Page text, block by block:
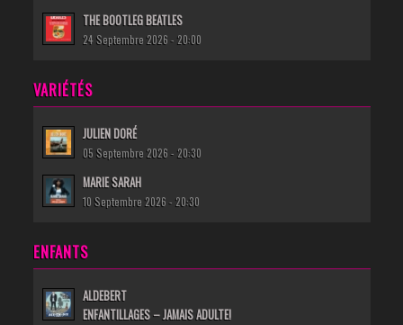
THE BOOTLEG BEATLES
24 Septembre 2026 - 20:00
VARIÉTÉS
JULIEN DORÉ
05 Septembre 2026 - 20:30
MARIE SARAH
10 Septembre 2026 - 20:30
ENFANTS
ALDEBERT
ENFANTILLAGES – JAMAIS ADULTE!